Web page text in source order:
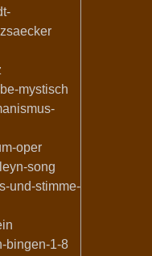
mystisch
oper
song
und-stimme-
bingen-1-8